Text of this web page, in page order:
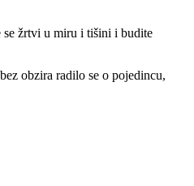
se žrtvi u miru i tišini i budite
obzira radilo se o pojedincu,